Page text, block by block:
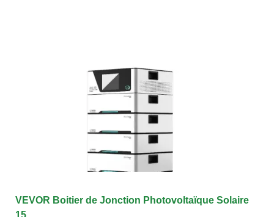
VEVOR Boitier de Jonction Photovoltaïque Solaire
15